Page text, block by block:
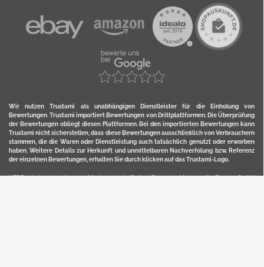
Wir nutzen Trustami als unabhängigen Dienstleister für die Einholung von
Bewertungen. Trustami importiert Bewertungen von Drittplattformen. Die Überprüfung
der Bewertungen obliegt diesen Plattformen. Bei den importierten Bewertungen kann
Trustami nicht sicherstellen, dass diese Bewertungen ausschließlich von Verbrauchern
stammen, die die Waren oder Dienstleistung auch tatsächlich genutzt oder erworben
haben. Weitere Details zur Herkunft und unmittelbaren Nachverfolung bzw. Referenz
der einzelnen Bewertungen, erhalten Sie durch klicken auf das Trustami-Logo.
YERD ist eine eingetragene Marke und ein Online-Shop der Motorgeräte Fischer GmbH